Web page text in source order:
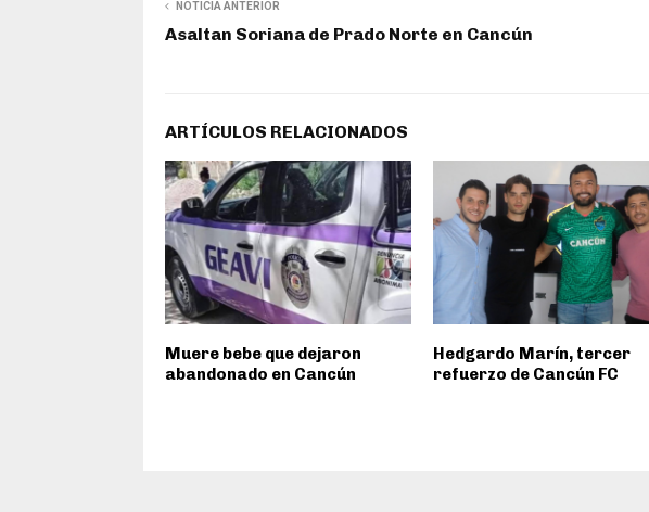
NOTICIA ANTERIOR
Asaltan Soriana de Prado Norte en Cancún
ARTÍCULOS RELACIONADOS
Muere bebe que dejaron
abandonado en Cancún
Hedgardo Marín, tercer
refuerzo de Cancún FC